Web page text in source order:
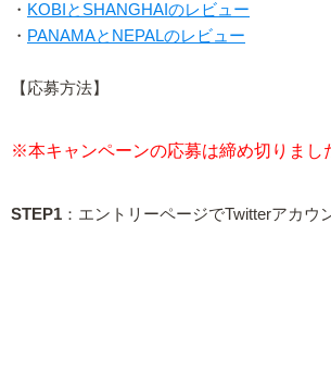
・ KOBIとSHANGHAIのレビュー
・ PANAMAとNEPALのレビュー
【応募方法】
※本キャンペーンの応募は締め切りまし
STEP1 ：エントリーページでTwitterアカウ